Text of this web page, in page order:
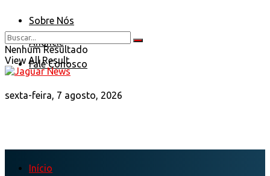
Sobre Nós
Anuncie
Fale Conosco
sexta-feira, 7 agosto, 2026
Nenhum Resultado
View All Result
Início